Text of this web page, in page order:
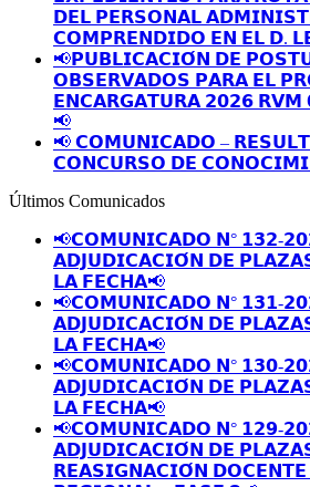
𝗗𝗘𝗟 𝗣𝗘𝗥𝗦𝗢𝗡𝗔𝗟
𝗖𝗢𝗠𝗣𝗥𝗘𝗡𝗗𝗜𝗗𝗢 𝗘𝗡 𝗘𝗟 𝗗.
📢𝗣𝗨𝗕𝗟𝗜𝗖𝗔𝗖𝗜𝗢́𝗡 𝗗𝗘
𝗢𝗕𝗦𝗘𝗥𝗩𝗔𝗗𝗢𝗦 𝗣𝗔𝗥𝗔 𝗘𝗟
𝗘𝗡𝗖𝗔𝗥𝗚𝗔𝗧𝗨𝗥𝗔 𝟮𝟬𝟮𝟲 𝗥𝗩𝗠
📢
📢 𝗖𝗢𝗠𝗨𝗡𝗜𝗖𝗔𝗗𝗢 –
𝗖𝗢𝗡𝗖𝗨𝗥𝗦𝗢 𝗗𝗘
Últimos Comunicados
📢𝗖𝗢𝗠𝗨𝗡𝗜𝗖𝗔𝗗𝗢 𝗡° 𝟭𝟯𝟮-
𝗔𝗗𝗝𝗨𝗗𝗜𝗖𝗔𝗖𝗜𝗢́𝗡 𝗗𝗘
𝗟𝗔 𝗙𝗘𝗖𝗛𝗔📢
📢𝗖𝗢𝗠𝗨𝗡𝗜𝗖𝗔𝗗𝗢 𝗡° 𝟭𝟯𝟭-
𝗔𝗗𝗝𝗨𝗗𝗜𝗖𝗔𝗖𝗜𝗢́𝗡 𝗗𝗘
𝗟𝗔 𝗙𝗘𝗖𝗛𝗔📢
📢𝗖𝗢𝗠𝗨𝗡𝗜𝗖𝗔𝗗𝗢 𝗡° 𝟭𝟯𝟬-
𝗔𝗗𝗝𝗨𝗗𝗜𝗖𝗔𝗖𝗜𝗢́𝗡 𝗗𝗘
𝗟𝗔 𝗙𝗘𝗖𝗛𝗔📢
📢𝗖𝗢𝗠𝗨𝗡𝗜𝗖𝗔𝗗𝗢 𝗡° 𝟭𝟮𝟵-
𝗔𝗗𝗝𝗨𝗗𝗜𝗖𝗔𝗖𝗜𝗢́𝗡 𝗗𝗘
𝗥𝗘𝗔𝗦𝗜𝗚𝗡𝗔𝗖𝗜𝗢́𝗡 𝗗𝗢𝗖𝗘𝗡𝗧𝗘